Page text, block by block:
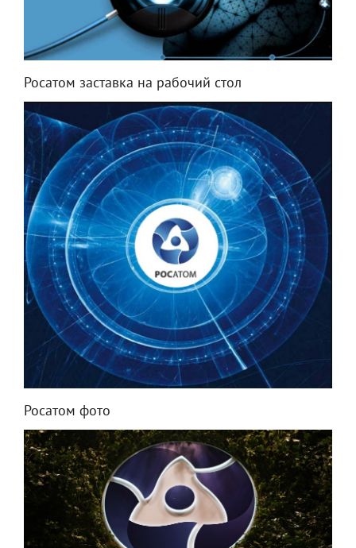
Росатом заставка на рабочий стол
Росатом фото